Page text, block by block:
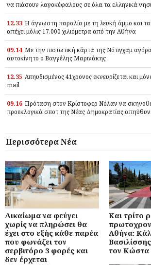
να πιάσουν λαγοκέφαλους σε όλα τα ελληνικά
12.33 Η άγνωστη παραλία με τη λευκή άμμο και τα
απέχει μόλις 17.000 χιλιόμετρα από την Αθήνα
09.14 Με την πιστωτική κάρτα της Νότιγχαμ
αυτοκίνητο ο Βαγγέλης Μαρινάκης
12.35 Απηυδισμένος 41χρονος εκνευρίζεται και
mail
09.16 Πρόταση στον Κρίστοφερ Νόλαν να
προεκλογικά σποτ της Νέας Δημοκρατίας
Περισσότερα Νέα
Δικαίωμα να φεύγει
χωρίς να πληρώσει θα
έχει στο εξής κάθε παρέα
που φωνάζει τον
σερβιτόρο 3 φορές και
δεν έρχεται
Και τρίτο
Αθήνα:
τον Κώστα